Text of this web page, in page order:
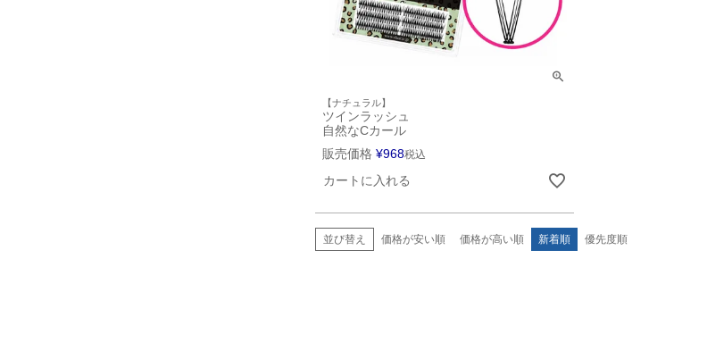
【ナチュラル】
ツインラッシュ
自然なCカール
販売価格 ¥968税込
カートに入れる
並び替え 価格が安い順 価格が高い順 新着順 優先度順